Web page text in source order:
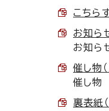
こちら
お知ら
お知ら
催し物
催し物
裏表紙